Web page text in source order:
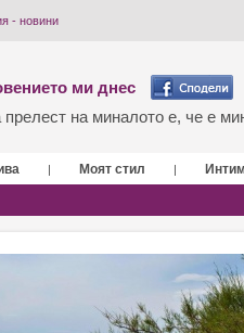
- новини
ми днес
прелест на миналото е, че е
| Моят стил |